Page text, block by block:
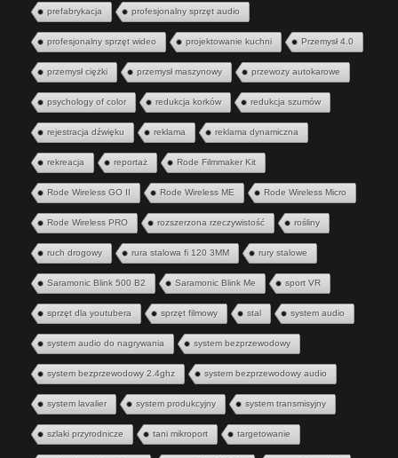
prefabrykacja profesjonalny sprzęt audio
profesjonalny sprzęt wideo projektowanie kuchni Przemysł 4.0
przemysł ciężki przemysł maszynowy przewozy autokarowe
psychology of color redukcja korków redukcja szumów
rejestracja dźwięku reklama reklama dynamiczna
rekreacja reportaż Rode Filmmaker Kit
Rode Wireless GO II Rode Wireless ME Rode Wireless Micro
Rode Wireless PRO rozszerzona rzeczywistość rośliny
ruch drogowy rura stalowa fi 120 3MM rury stalowe
Saramonic Blink 500 B2 Saramonic Blink Me sport VR
sprzęt dla youtubera sprzęt filmowy stal system audio
system audio do nagrywania system bezprzewodowy
system bezprzewodowy 2.4ghz system bezprzewodowy audio
system lavalier system produkcyjny system transmisyjny
szlaki przyrodnicze tani mikroport targetowanie